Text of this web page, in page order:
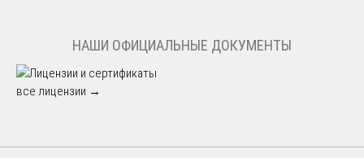
НАШИ ОФИЦИАЛЬНЫЕ ДОКУМЕНТЫ
все лицензии →